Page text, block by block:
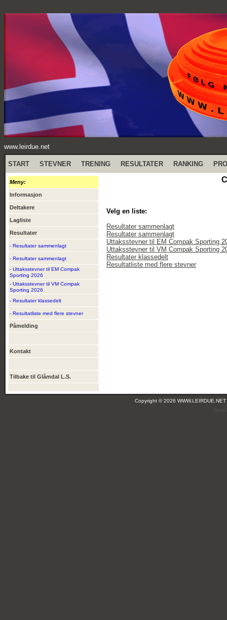
www.leirdue.net
START STEVNER TRENING RESULTATER RANKING
Meny:
Informasjon
Deltakere
Lagliste
Resultater
- Resultater sammenlagt
- Resultater sammenlagt
- Uttaksstevner til EM Compak
Sporting 2026
- Uttaksstevner til VM Compak
Sporting 2026
- Resultater klassedelt
- Resultatliste med flere stevner
Påmelding
Kontakt
Tilbake til Glåmdal L.S.
Velg en liste:
Resultater sammenlagt
Resultater sammenlagt
Uttaksstevner til EM Compak Sporting
Uttaksstevner til VM Compak Sporting
Resultater klassedelt
Resultatliste med flere stevner
Copyright © 2026